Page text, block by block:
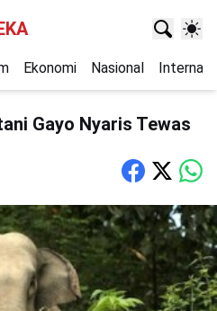
Ekonomi Nasional
Gayo Nyaris Tewas